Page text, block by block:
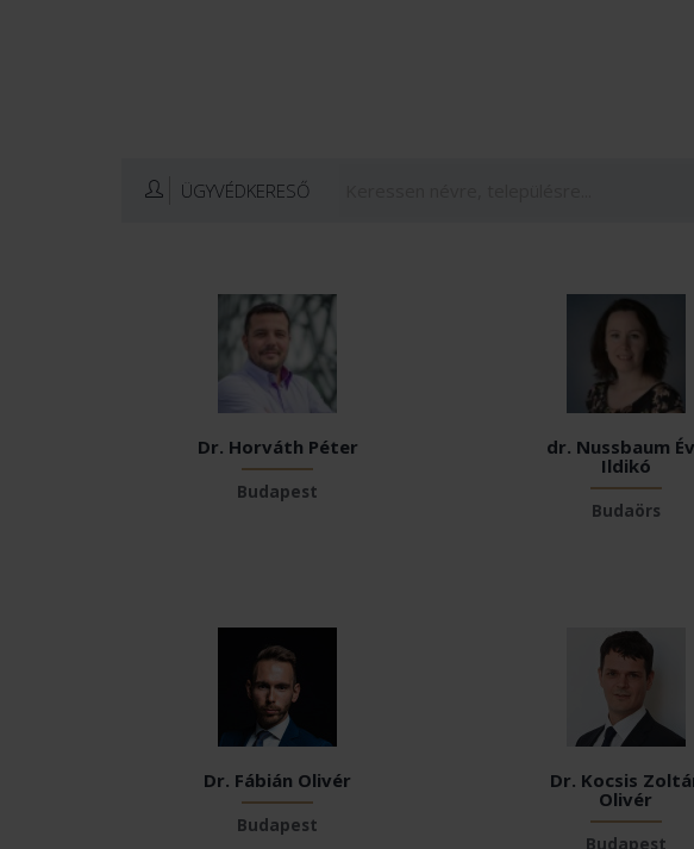
ÜGYVÉDKERESŐ
Dr. Horváth Péter
Budapest
dr. Nussbaum
Ildikó
Budaörs
Dr. Fábián Olivér
Budapest
Dr. Kocsis
Olivér
Budapest